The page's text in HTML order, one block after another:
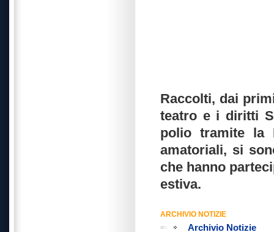
Raccolti, dai
teatro e i diritti
polio tramite la
amatoriali, si
che hanno
estiva.
ARCHIVIO NOTIZIE
Archivio Notizie